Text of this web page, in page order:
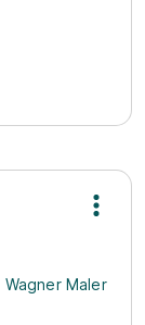
Wagner Maler